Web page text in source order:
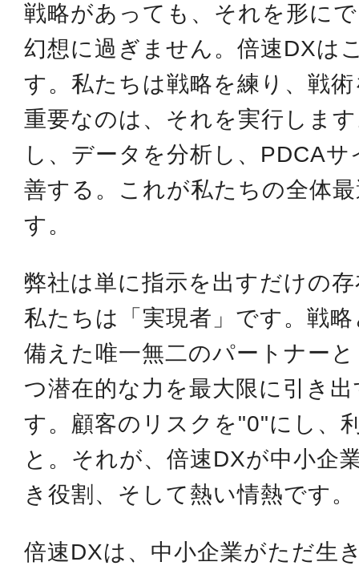
戦略があっても、それを形に
幻想に過ぎません。倍速DXは
す。私たちは戦略を練り、戦
重要なのは、それを実行しま
し、データを分析し、PDCA
善する。これが私たちの全体
す。
弊社は単に指示を出すだけの
私たちは「実現者」です。戦
備えた唯一無二のパートナー
つ潜在的な力を最大限に引き
す。顧客のリスクを"0"にし、
と。それが、倍速DXが中小企
き役割、そして熱い情熱です。
倍速DXは、中小企業がただ生